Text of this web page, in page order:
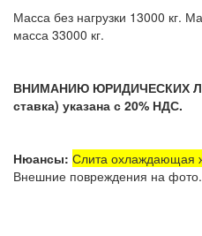
Масса без нагрузки 13000 кг.
масса 33000 кг.
ВНИМАНИЮ ЮРИДИЧЕСКИХ
ставка) указана с 20% НДС.
Нюансы: Слита охлаждающая
Внешние повреждения на